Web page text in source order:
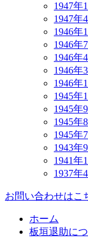
1947年
1947年
1946年
1946年
1946年
1946年
1946年
1945年
1945年
1945年
1945年
1943年
1941年
1937年
お問い合わせはこ
ホーム
板垣退助に